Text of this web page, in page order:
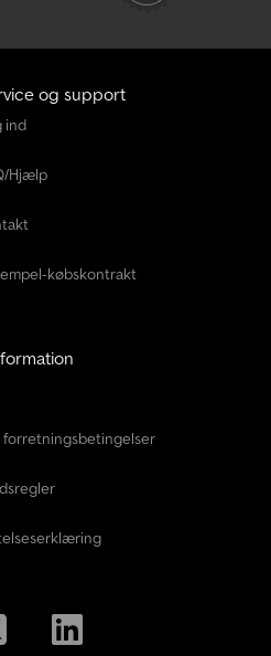
og support
ind
Hjælp
købskontrakt
forretningsbetingelser